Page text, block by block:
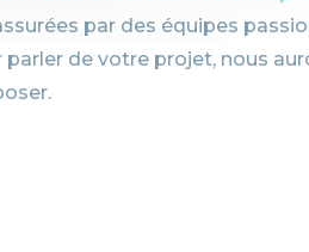
par des équipes
de votre projet, nous